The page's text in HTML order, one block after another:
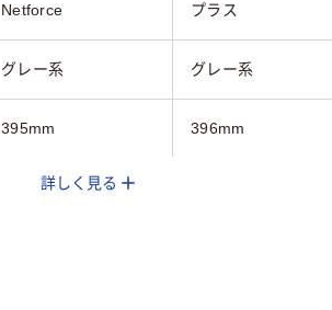
Netforce プラス
グレー系 グレー系
395mm 396mm
616mm詳しく見る